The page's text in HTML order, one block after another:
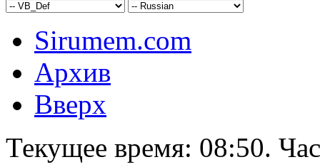
Sirumem.com
Архив
Вверх
Текущее время: 08:50.